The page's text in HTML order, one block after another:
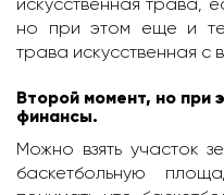
но при этом еще и
трава искусственная
Второй момент, но при
финансы.
Можно взять участок
баскетбольную